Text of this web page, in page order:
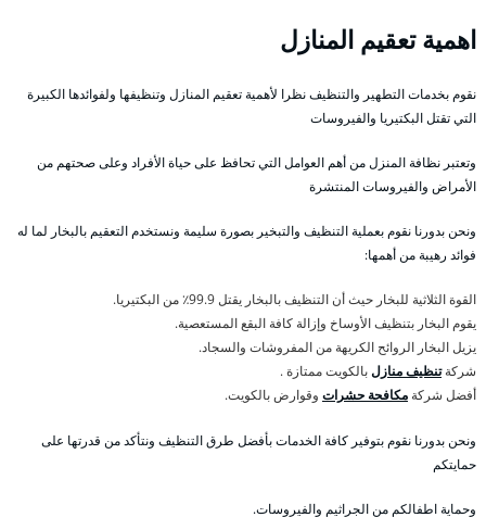
اهمية تعقيم المنازل
نقوم بخدمات التطهير والتنظيف نظرا لأهمية تعقيم المنازل وتنظيفها ولفوائدها الكبيرة
التي تقتل البكتيريا والفيروسات
وتعتبر نظافة المنزل من أهم العوامل التي تحافظ على حياة الأفراد وعلى صحتهم من
الأمراض والفيروسات المنتشرة
ونحن بدورنا نقوم بعملية التنظيف والتبخير بصورة سليمة ونستخدم التعقيم بالبخار لما له
فوائد رهيبة من أهمها:
القوة الثلاثية للبخار حيث أن التنظيف بالبخار يقتل 99.9٪ من البكتيريا.
يقوم البخار بتنظيف الأوساخ وإزالة كافة البقع المستعصية.
يزيل البخار الروائح الكريهة من المفروشات والسجاد.
شركةتنظيف منازلبالكويت ممتازة .
أفضل شركة مكافحة حشرات وقوارض بالكويت.
ونحن بدورنا نقوم بتوفير كافة الخدمات بأفضل طرق التنظيف ونتأكد من قدرتها على
حمايتكم
وحماية اطفالكم من الجراثيم والفيروسات.